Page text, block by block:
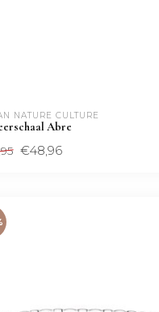
NATURE CULTURE
Abre
€48,96